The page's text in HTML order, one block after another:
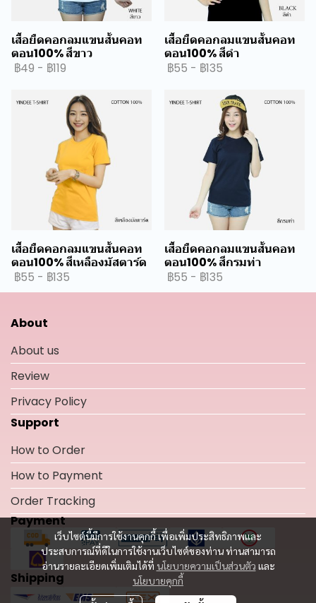
เสื้อยืดคอกลมแขนสั้นคอท
ตอน100% สีขาว
฿49 - ฿119
เสื้อยืดคอกลมแขนสั้นคอท
ตอน100% สีดำ
฿55 - ฿135
เสื้อยืดคอกลมแขนสั้นคอท
ตอน100% สีเหลืองมัสตาร์ด
฿55 - ฿135
เสื้อยืดคอกลมแขนสั้นคอท
ตอน100% สีกรมท่า
฿55 - ฿135
เว็บไซต์นี้มีการใช้งานคุกกี้ เพื่อเพิ่มประสิทธิภาพและ
ประสบการณ์ที่ดีในการใช้งานเว็บไซต์ของท่าน ท่านสามารถ
อ่านรายละเอียดเพิ่มเติมได้ที่ นโยบายความเป็นส่วนตัว และ
นโยบายคุกกี้
About
About us
Review
Privacy Policy
Support
How to Order
How to Payment
Order Tracking
Payment
Shipping